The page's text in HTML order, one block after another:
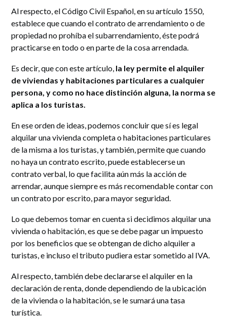
Al respecto, el Código Civil Español, en su artículo 1550,
establece que cuando el contrato de arrendamiento o de
propiedad no prohíba el subarrendamiento, éste podrá
practicarse en todo o en parte de la cosa arrendada.
Es decir, que con este artículo, la ley permite el alquiler
de viviendas y habitaciones particulares a cualquier
persona, y como no hace distinción alguna, la norma se
aplica a los turistas.
En ese orden de ideas, podemos concluir que sí es legal
alquilar una vivienda completa o habitaciones particulares
de la misma a los turistas, y también, permite que cuando
no haya un contrato escrito, puede establecerse un
contrato verbal, lo que facilita aún más la acción de
arrendar, aunque siempre es más recomendable contar con
un contrato por escrito, para mayor seguridad.
Lo que debemos tomar en cuenta si decidimos alquilar una
vivienda o habitación, es que se debe pagar un impuesto
por los beneficios que se obtengan de dicho alquiler a
turistas, e incluso el tributo pudiera estar sometido al IVA.
Al respecto, también debe declararse el alquiler en la
declaración de renta, donde dependiendo de la ubicación
de la vivienda o la habitación, se le sumará una tasa
turística.